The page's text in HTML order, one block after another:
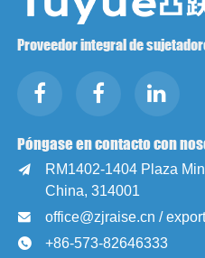
Proveedor integral de
Póngase en contacto con

RM1402-1404 Plaza
China, 314001
 office@zjraise.cn /
 +86-573-82646333